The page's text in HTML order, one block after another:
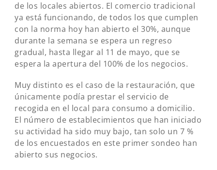
de los locales abiertos. El comercio tradicional
ya está funcionando, de todos los que cumplen
con la norma hoy han abierto el 30%, aunque
durante la semana se espera un regreso
gradual, hasta llegar al 11 de mayo, que se
espera la apertura del 100% de los negocios.
Muy distinto es el caso de la restauración, que
únicamente podía prestar el servicio de
recogida en el local para consumo a domicilio.
El número de establecimientos que han iniciado
su actividad ha sido muy bajo, tan solo un 7 %
de los encuestados en este primer sondeo han
abierto sus negocios.